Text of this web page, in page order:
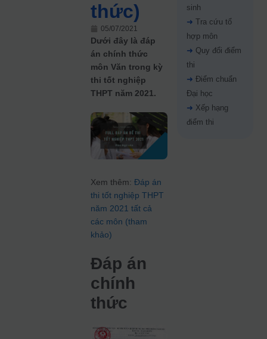
thức)
05/07/2021
Dưới đây là đáp
án chính thức
môn Văn trong kỳ
thi tốt nghiệp
THPT năm 2021.
Xem thêm:Đáp án
thi tốt nghiệp THPT
năm 2021 tất cả
các môn (tham
khảo)
Đáp án
chính
thức
sinh
➜ Tra cứu tổ
hợp môn
➜ Quy đổi điểm
thi
➜ Điểm chuẩn
Đại học
➜ Xếp hạng
điểm thi